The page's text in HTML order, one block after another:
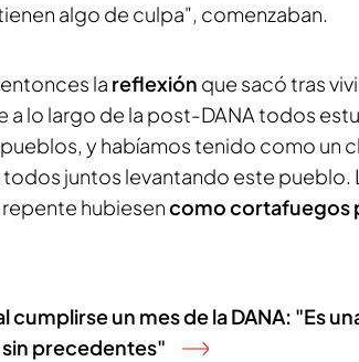
algo de culpa", comenzaban.
la reflexión que sacó tras
a lo largo de la post-DANA todos
y habíamos tenido como un
juntos levantando este pueblo.
hubiesencomo cortafuegos
cumplirse un mes de la DANA: "Es
precedentes"